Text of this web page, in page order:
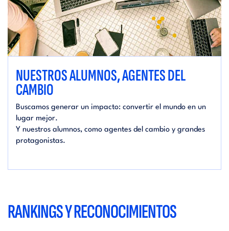
NUESTROS ALUMNOS, AGENTES DEL
CAMBIO
Buscamos generar un impacto: convertir el mundo en un
lugar mejor.
Y nuestros alumnos, como agentes del cambio y grandes
protagonistas.
RANKINGS Y RECONOCIMIENTOS